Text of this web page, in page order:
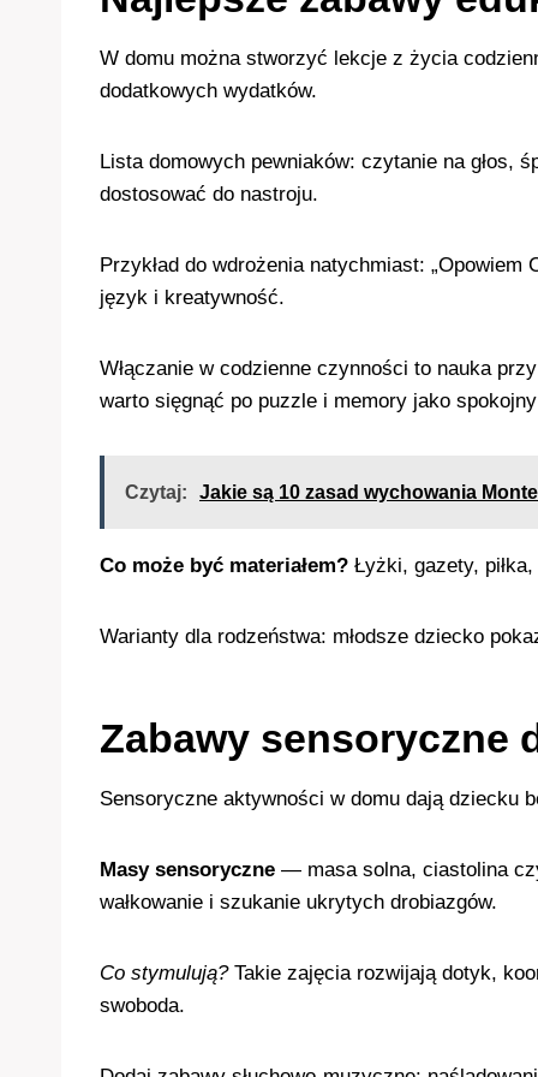
W domu można stworzyć lekcje z życia
dodatkowych wydatków.
Lista domowych pewniaków: czytanie na głos,
dostosować do nastroju.
Przykład do wdrożenia natychmiast:
język i kreatywność.
Włączanie w codzienne czynności to nauka
warto sięgnąć po puzzle i memory jako
Czytaj: Jakie są 10 zasad wychowania
Co może być materiałem? Łyżki, gazety,
Warianty dla rodzeństwa: młodsze dziecko
Zabawy sensoryczne
Sensoryczne aktywności w domu dają dziecku
Masy sensoryczne — masa solna, ciastolina
wałkowanie i szukanie ukrytych drobiazgów.
Co stymulują?Takie zajęcia rozwijają dotyk,
swoboda.